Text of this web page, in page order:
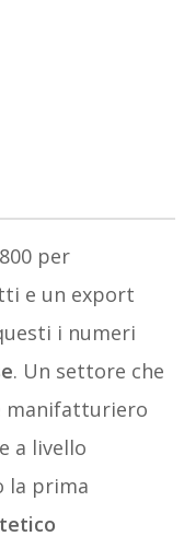
per
e un export
i numeri
. Un settore che
manifatturiero
a livello
la prima